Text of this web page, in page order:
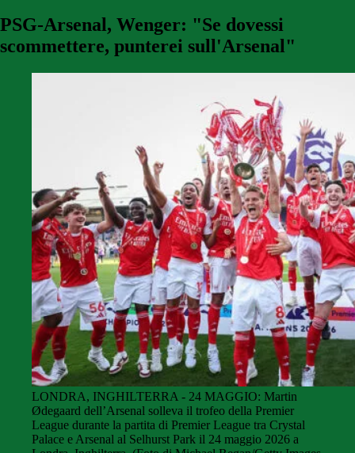
PSG-Arsenal, Wenger: "Se dovessi
scommettere, punterei sull'Arsenal"
LONDRA, INGHILTERRA - 24 MAGGIO: Martin
Ødegaard dell’Arsenal solleva il trofeo della Premier
League durante la partita di Premier League tra Crystal
Palace e Arsenal al Selhurst Park il 24 maggio 2026 a